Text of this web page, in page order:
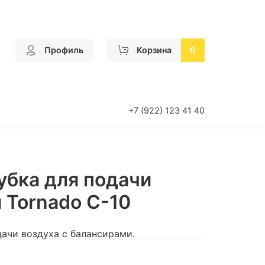
Профиль Корзина 0
+7 (922) 123 41 40
для подачи
Tornado С-10
воздуха с балансирами.